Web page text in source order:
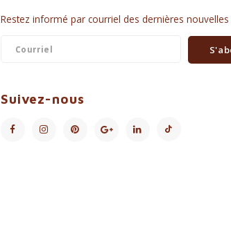
Restez informé par courriel des dernières
Suivez-nous